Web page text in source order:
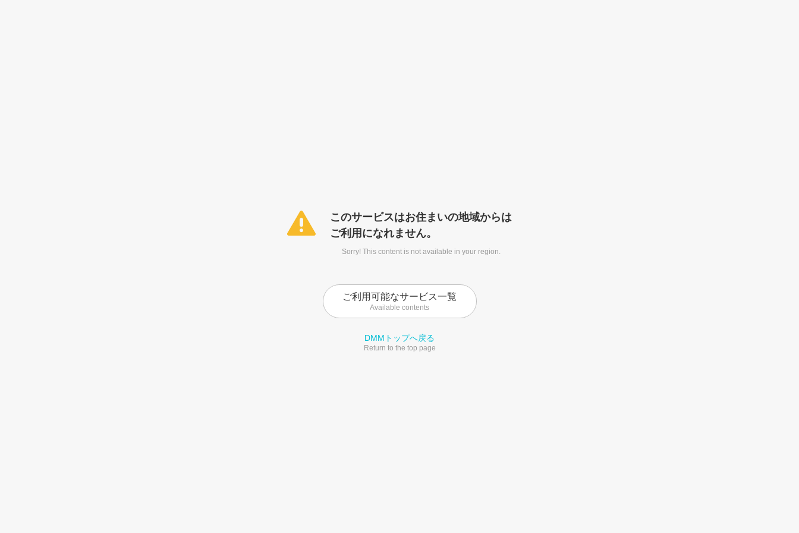
このサービスはお住まいの地域からは
ご利用になれません。
Sorry! This content is not available in your region.
ご利用可能なサービス一覧
Available contents
DMMトップへ戻る
Return to the top page